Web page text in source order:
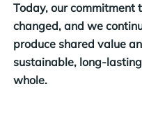
Today, our commitment
changed, and we
produce shared value
sustainable, long-
whole.